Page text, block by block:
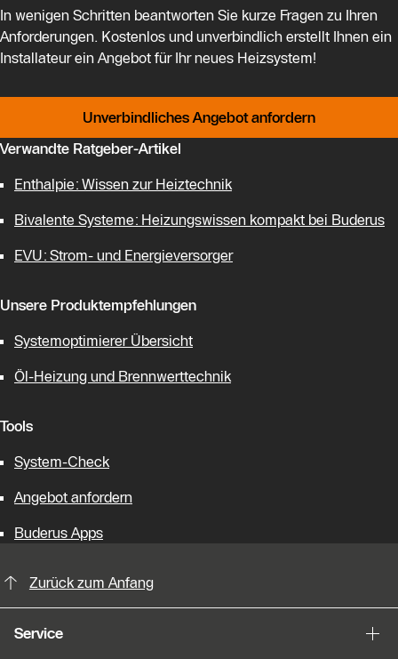
In wenigen Schritten beantworten Sie kurze Fragen zu Ihren
Anforderungen. Kostenlos und unverbindlich erstellt Ihnen ein
Installateur ein Angebot für Ihr neues Heizsystem!
Unverbindliches Angebot anfordern
Verwandte Ratgeber-Artikel
Enthalpie: Wissen zur Heiztechnik
Bivalente Systeme: Heizungswissen kompakt bei Buderus
EVU: Strom- und Energieversorger
Unsere Produktempfehlungen
Systemoptimierer Übersicht
Öl-Heizung und Brennwerttechnik
Tools
System-Check
Angebot anfordern
Buderus Apps
Zurück zum Anfang
Service